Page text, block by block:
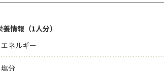
養情報（1人分）
エネルギー
塩分